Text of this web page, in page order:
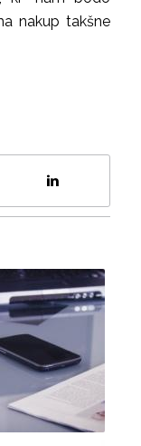
nakup takšne